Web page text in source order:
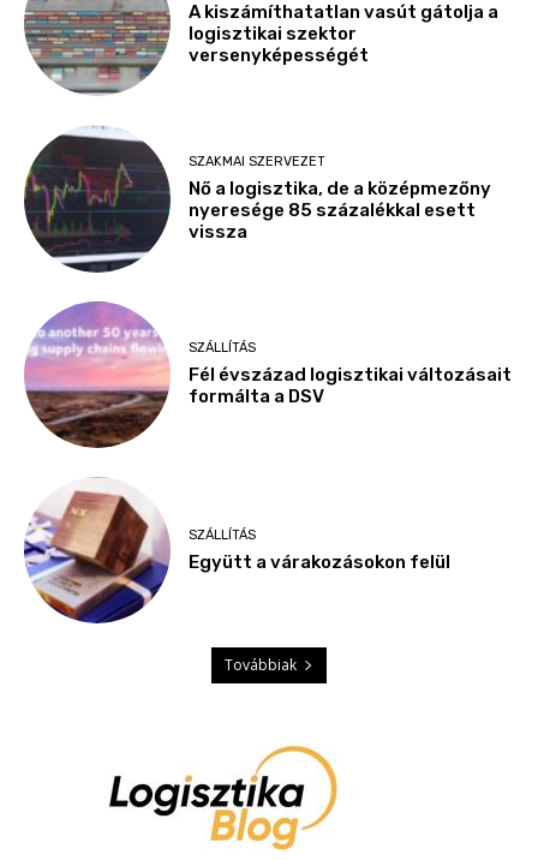
A kiszámíthatatlan vasút gátolja a
logisztikai szektor
versenyképességét
SZAKMAI SZERVEZET
Nő a logisztika, de a középmezőny
nyeresége 85 százalékkal esett
vissza
SZÁLLÍTÁS
Fél évszázad logisztikai változásait
formálta a DSV
SZÁLLÍTÁS
Együtt a várakozásokon felül
Továbbiak